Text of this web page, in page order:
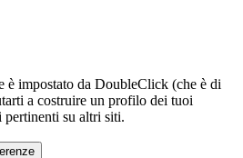
è impostato da DoubleClick (che è di
a costruire un profilo dei tuoi
pertinenti su altri siti.